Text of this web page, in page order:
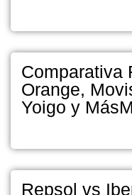
Comparativa
Orange,
Yoigo y
Repsol vs